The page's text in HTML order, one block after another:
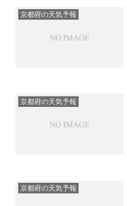
京都府の天気予報
京都府の天気予報
京都府の天気予報